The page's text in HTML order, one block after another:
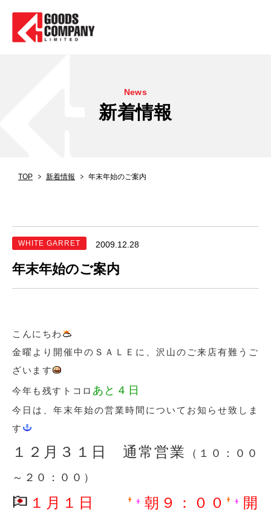
News
新着情報
TOP 新着情報 年末年始のご案内
WHITE GARRET 2009.12.28
年末年始のご案内
こんにちわ
金曜より開催中のＳＡＬＥに、沢山のご来店有難うご
ざいます
今年も残すトコロ あと４日
今日は、年末年始の営業時間についてお知らせ致しま
す
１２月３１日 通常営業
（１０：００
～２０：００）
１月１日 朝９：００
開